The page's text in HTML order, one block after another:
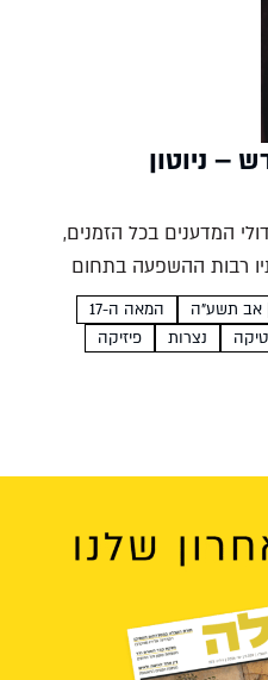
– ניוטון
המדענים בכל הזמנים,
רבות ההשפעה בתחום
ניוטון באובססיביות גם
כי התגליות המדעיות
המאה ה-17
נצרות
פיזיקה